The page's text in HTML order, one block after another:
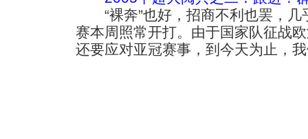
“裸奔”也好，招商不利也罢，几
赛本周照常开打。由于国家队征战
还要应对亚冠赛事，到今天为止，